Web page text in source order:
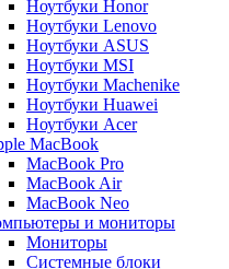
Ноутбуки Honor
Ноутбуки Lenovo
Ноутбуки ASUS
Ноутбуки MSI
Ноутбуки Machenike
Ноутбуки Huawei
Ноутбуки Acer
MacBook
MacBook Pro
MacBook Air
MacBook Neo
и мониторы
Мониторы
Системные блоки